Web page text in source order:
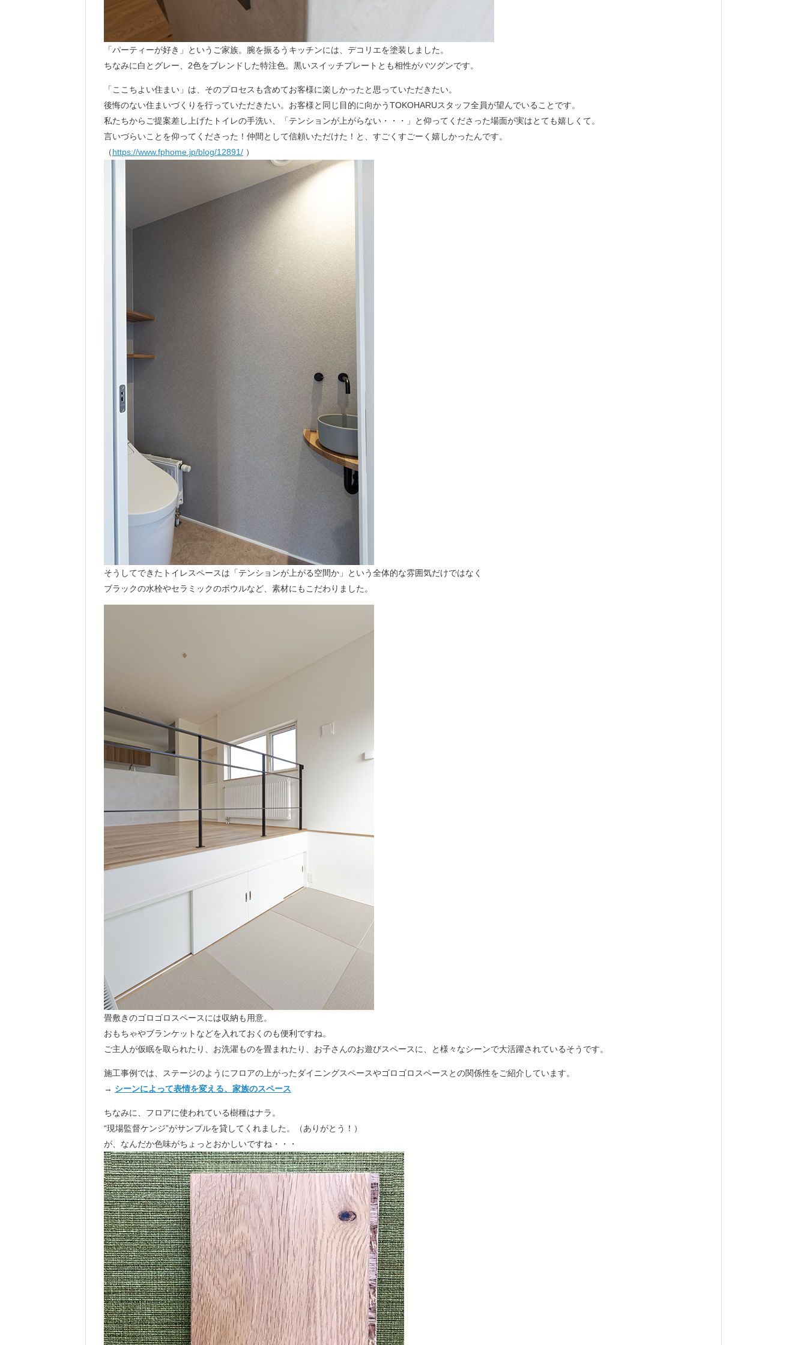
「パーティーが好き」というご家族。腕を振るうキッチンには、デコリエを塗装しました。
ちなみに白とグレー、2色をブレンドした特注色。黒いスイッチプレートとも相性がバツグンです。
「ここちよい住まい」は、そのプロセスも含めてお客様に楽しかったと思っていただきたい。
後悔のない住まいづくりを行っていただきたい。お客様と同じ目的に向かうTOKOHARUスタッフ全員が望んでいることです。
私たちからご提案差し上げたトイレの手洗い、「テンションが上がらない・・・」と仰ってくださった場面が実はとても嬉しくて。
言いづらいことを仰ってくださった！仲間として信頼いただけた！と、すごくすごーく嬉しかったんです。
（https://www.fphome.jp/blog/12891/ ）
そうしてできたトイレスペースは「テンションが上がる空間か」という全体的な雰囲気だけではなく
ブラックの水栓やセラミックのボウルなど、素材にもこだわりました。
畳敷きのゴロゴロスペースには収納も用意。
おもちゃやブランケットなどを入れておくのも便利ですね。
ご主人が仮眠を取られたり、お洗濯ものを畳まれたり、お子さんのお遊びスペースに、と様々なシーンで大活躍されているそうです。
施工事例では、ステージのようにフロアの上がったダイニングスペースやゴロゴロスペースとの関係性をご紹介しています。
→ シーンによって表情を変える、家族のスペース
ちなみに、フロアに使われている樹種はナラ。
“現場監督ケンジ”がサンプルを貸してくれました。（ありがとう！）
が、なんだか色味がちょっとおかしいですね・・・